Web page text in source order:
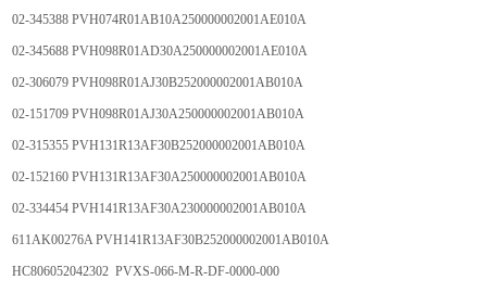
02-345388 PVH074R01AB10A250000002001AE010A
02-345688 PVH098R01AD30A250000002001AE010A
02-306079 PVH098R01AJ30B252000002001AB010A
02-151709 PVH098R01AJ30A250000002001AB010A
02-315355 PVH131R13AF30B252000002001AB010A
02-152160 PVH131R13AF30A250000002001AB010A
02-334454 PVH141R13AF30A230000002001AB010A
611AK00276A PVH141R13AF30B252000002001AB010A
HC806052042302 PVXS-066-M-R-DF-0000-000